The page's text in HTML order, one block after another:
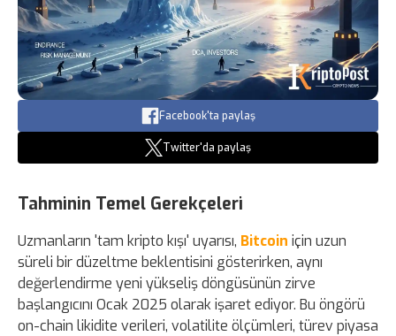
Facebook'ta paylaş
Twitter'da paylaş
Tahminin Temel Gerekçeleri
Uzmanların 'tam kripto kışı' uyarısı, Bitcoin için uzun
süreli bir düzeltme beklentisini gösterirken, aynı
değerlendirme yeni yükseliş döngüsünün zirve
başlangıcını Ocak 2025 olarak işaret ediyor. Bu öngörü
on-chain likidite verileri, volatilite ölçümleri, türev piyasa